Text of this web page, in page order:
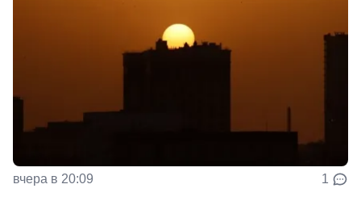
вчера в 20:09 1